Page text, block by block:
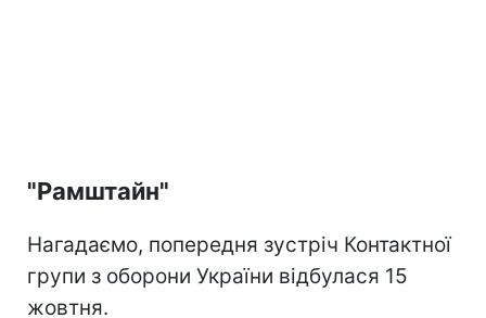
"Рамштайн"
Нагадаємо, попередня зустріч Контактної
групи з оборони України відбулася 15
жовтня.